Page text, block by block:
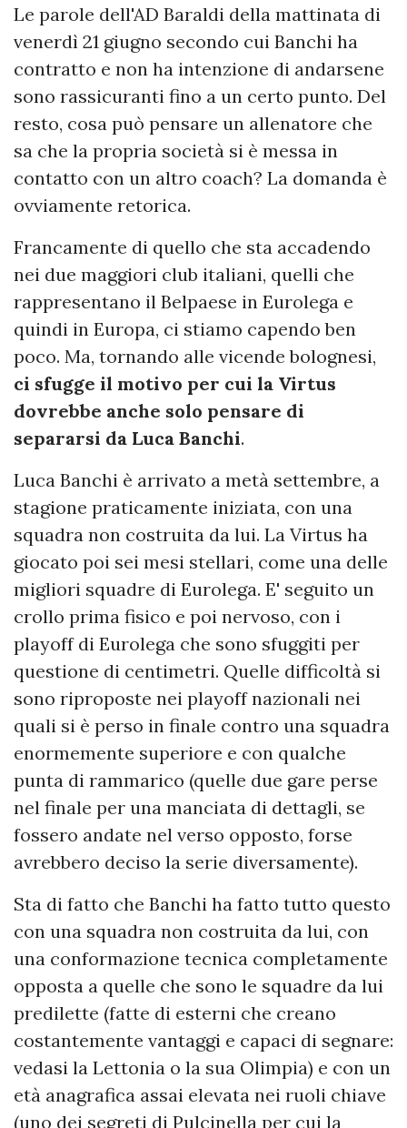
Le parole dell'AD Baraldi della mattinata di
venerdì 21 giugno secondo cui Banchi ha
contratto e non ha intenzione di andarsene
sono rassicuranti fino a un certo punto. Del
resto, cosa può pensare un allenatore che
sa che la propria società si è messa in
contatto con un altro coach? La domanda è
ovviamente retorica.
Francamente di quello che sta accadendo
nei due maggiori club italiani, quelli che
rappresentano il Belpaese in Eurolega e
quindi in Europa, ci stiamo capendo ben
poco. Ma, tornando alle vicende bolognesi,
ci sfugge il motivo per cui la Virtus
dovrebbe anche solo pensare di
separarsi da Luca Banchi.
Luca Banchi è arrivato a metà settembre, a
stagione praticamente iniziata, con una
squadra non costruita da lui. La Virtus ha
giocato poi sei mesi stellari, come una delle
migliori squadre di Eurolega. E' seguito un
crollo prima fisico e poi nervoso, con i
playoff di Eurolega che sono sfuggiti per
questione di centimetri. Quelle difficoltà si
sono riproposte nei playoff nazionali nei
quali si è perso in finale contro una squadra
enormemente superiore e con qualche
punta di rammarico (quelle due gare perse
nel finale per una manciata di dettagli, se
fossero andate nel verso opposto, forse
avrebbero deciso la serie diversamente).
Sta di fatto che Banchi ha fatto tutto questo
con una squadra non costruita da lui, con
una conformazione tecnica completamente
opposta a quelle che sono le squadre da lui
predilette (fatte di esterni che creano
costantemente vantaggi e capaci di segnare:
vedasi la Lettonia o la sua Olimpia) e con un
età anagrafica assai elevata nei ruoli chiave
(uno dei segreti di Pulcinella per cui la